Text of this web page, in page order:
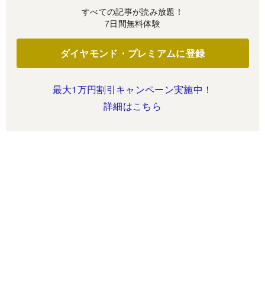
すべての記事が読み放題！
7日間無料体験
ダイヤモンド・プレミアムに登録
最大1万円割引キャンペーン実施中！
詳細はこちら